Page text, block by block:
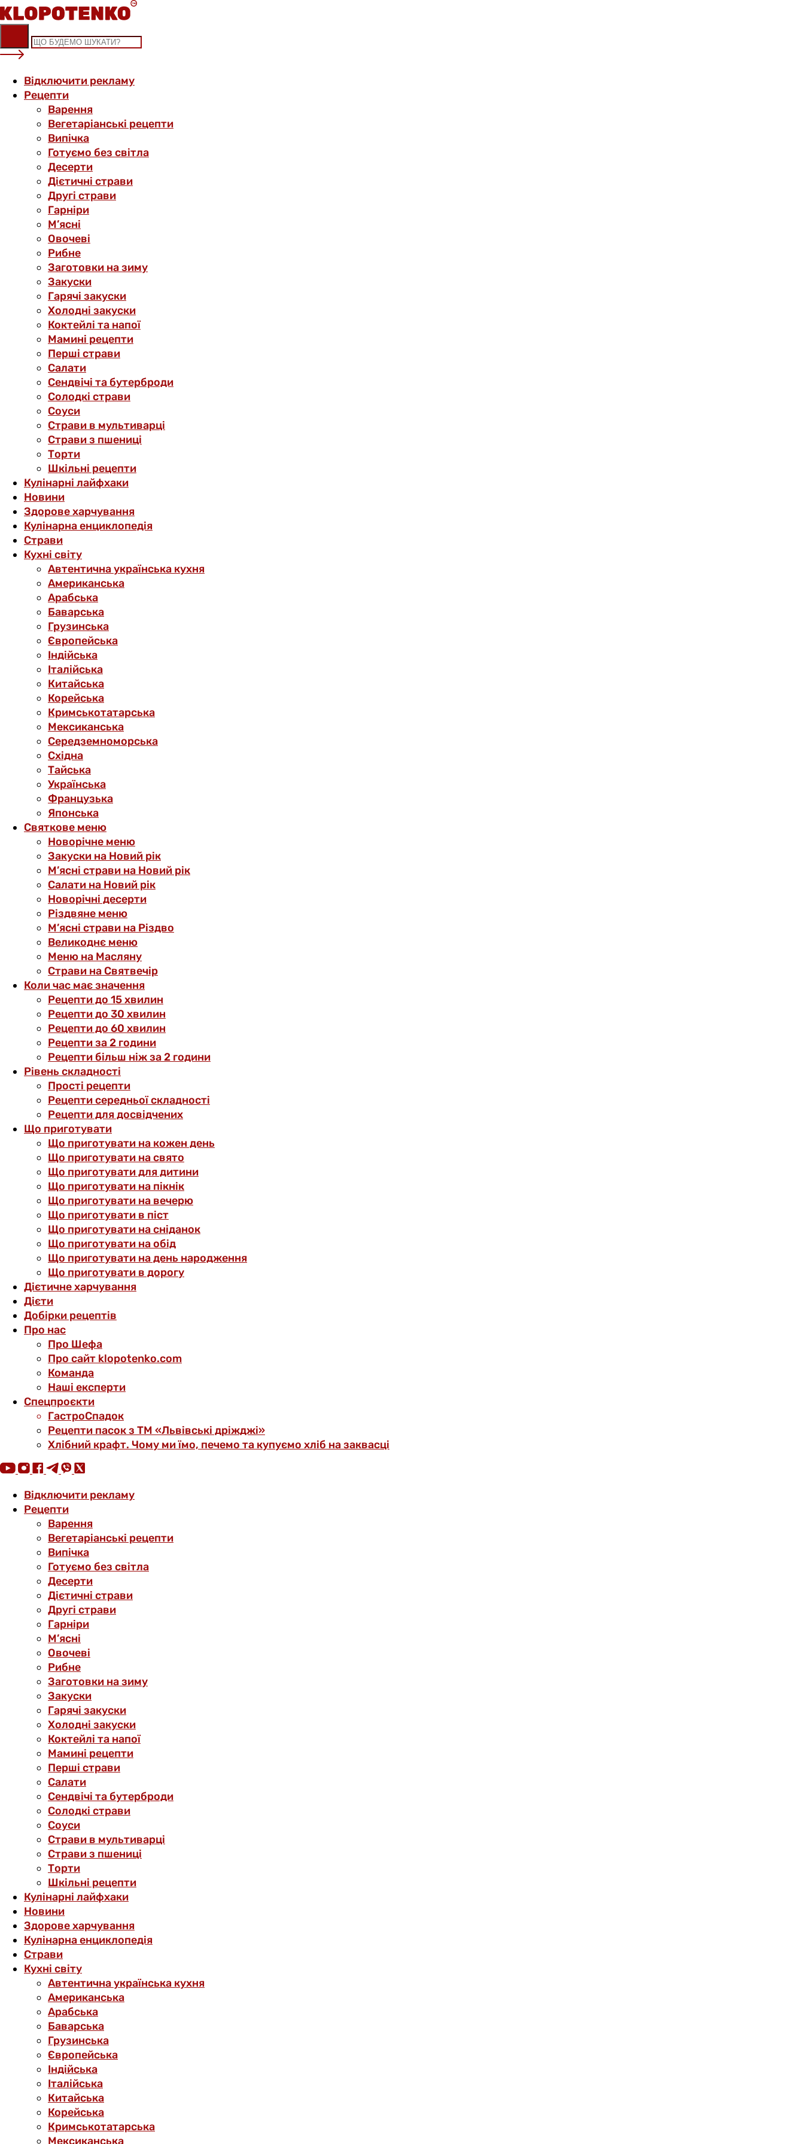
Skip
to
content
Відключити рекламу
Рецепти
Варення
Вегетаріанські рецепти
Випічка
Готуємо без світла
Десерти
Дієтичні страви
Другі страви
Гарніри
М’ясні
Овочеві
Рибне
Заготовки на зиму
Закуски
Гарячі закуски
Холодні закуски
Коктейлі та напої
Мамині рецепти
Перші страви
Салати
Сендвічі та бутерброди
Солодкі страви
Соуси
Страви в мультиварці
Страви з пшениці
Торти
Шкільні рецепти
Кулінарні лайфхаки
Новини
Здорове харчування
Кулінарна енциклопедія
Страви
Кухні світу
Автентична українська кухня
Американська
Арабська
Баварська
Грузинська
Європейська
Індійська
Італійська
Китайська
Корейська
Кримськотатарська
Мексиканська
Середземноморська
Східна
Тайська
Українська
Французька
Японська
Святкове меню
Новорічне меню
Закуски на Новий рік
М’ясні страви на Новий рік
Салати на Новий рік
Новорічні десерти
Різдвяне меню
М’ясні страви на Різдво
Великоднє меню
Меню на Масляну
Страви на Святвечір
Коли час має значення
Рецепти до 15 хвилин
Рецепти до 30 хвилин
Рецепти до 60 хвилин
Рецепти за 2 години
Рецепти більш ніж за 2 години
Рівень складності
Прості рецепти
Рецепти середньої складності
Рецепти для досвідчених
Що приготувати
Що приготувати на кожен день
Що приготувати на свято
Що приготувати для дитини
Що приготувати на пікнік
Що приготувати на вечерю
Що приготувати в піст
Що приготувати на сніданок
Що приготувати на обід
Що приготувати на день народження
Що приготувати в дорогу
Дієтичне харчування
Дієти
Добірки рецептів
Про нас
Про Шефа
Про сайт klopotenko.com
Команда
Наші експерти
Спецпроєкти
ГастроСпадок
Рецепти пасок з ТМ «Львівські дріжджі»
Хлібний крафт. Чому ми їмо, печемо та купуємо хліб на заквасці
Відключити рекламу
Рецепти
Варення
Вегетаріанські рецепти
Випічка
Готуємо без світла
Десерти
Дієтичні страви
Другі страви
Гарніри
М’ясні
Овочеві
Рибне
Заготовки на зиму
Закуски
Гарячі закуски
Холодні закуски
Коктейлі та напої
Мамині рецепти
Перші страви
Салати
Сендвічі та бутерброди
Солодкі страви
Соуси
Страви в мультиварці
Страви з пшениці
Торти
Шкільні рецепти
Кулінарні лайфхаки
Новини
Здорове харчування
Кулінарна енциклопедія
Страви
Кухні світу
Автентична українська кухня
Американська
Арабська
Баварська
Грузинська
Європейська
Індійська
Італійська
Китайська
Корейська
Кримськотатарська
Мексиканська